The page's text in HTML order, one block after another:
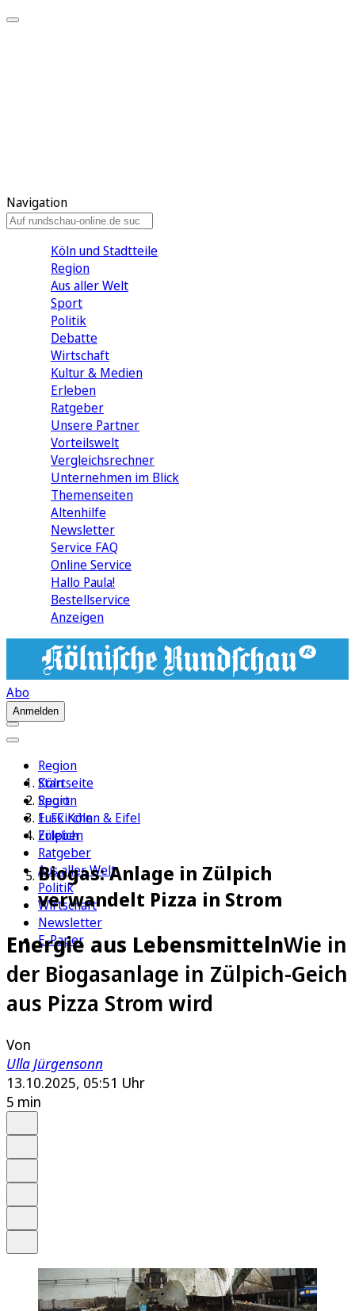
Navigation
Köln und Stadtteile
Region
Aus aller Welt
Sport
Politik
Debatte
Wirtschaft
Kultur & Medien
Erleben
Ratgeber
Unsere Partner
Vorteilswelt
Vergleichsrechner
Unternehmen im Blick
Themenseiten
Altenhilfe
Newsletter
Service FAQ
Online Service
Hallo Paula!
Bestellservice
Anzeigen
Abo
Anmelden
Region
Köln
Sport
1. FC Köln
Erleben
Ratgeber
Aus aller Welt
Politik
Wirtschaft
Newsletter
E-Paper
Startseite
Region
Euskirchen & Eifel
Zülpich
Biogas: Anlage in Zülpich
verwandelt Pizza in Strom
Energie aus LebensmittelnWie in
der Biogasanlage in Zülpich-Geich
aus Pizza Strom wird
Von
Ulla Jürgensonn
13.10.2025, 05:51 Uhr
5 min